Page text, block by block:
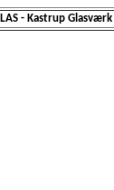
- Kastrup